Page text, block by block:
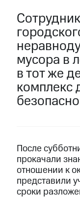
мусора в
в тот же
комплекс
После
прокачали
отношении к
представили
сроки